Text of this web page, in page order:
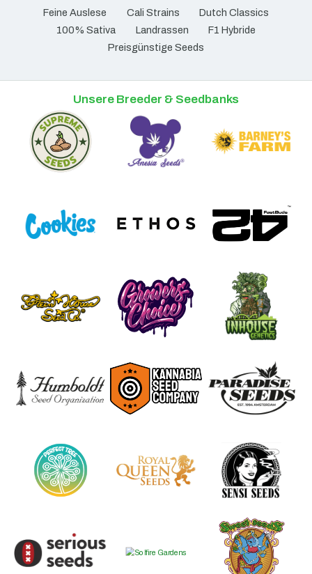
Feine Auslese Cali Strains
Dutch Classics
100% Sativa
Landrassen
F1 Hybride
Preisgünstige Seeds
Unsere Breeder & Seedbanks